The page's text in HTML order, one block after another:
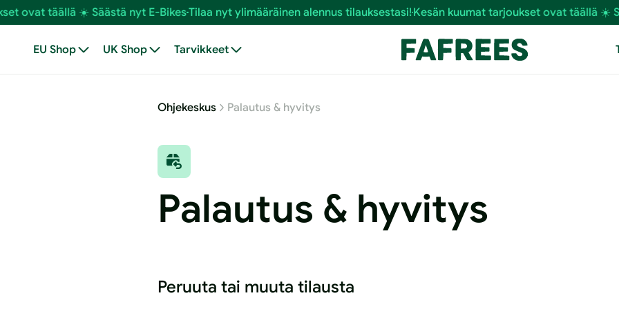
Siirry☀️ Säästä nyt E-BikesTilaa nyt ylimääräinen alennus tilauksestasi!Kesän kuumat tarjoukset ovat täällä ☀️ Säästä
EU Shop UK Shop Tarvikkeet
Ohjekeskus Palautus & hyvitys
Palautus & hyvitys
Peruuta tai muuta tilausta